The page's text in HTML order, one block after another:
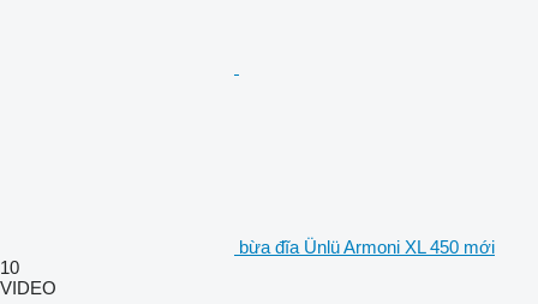
bừa đĩa Ünlü Armoni XL 450 mới
10
VIDEO